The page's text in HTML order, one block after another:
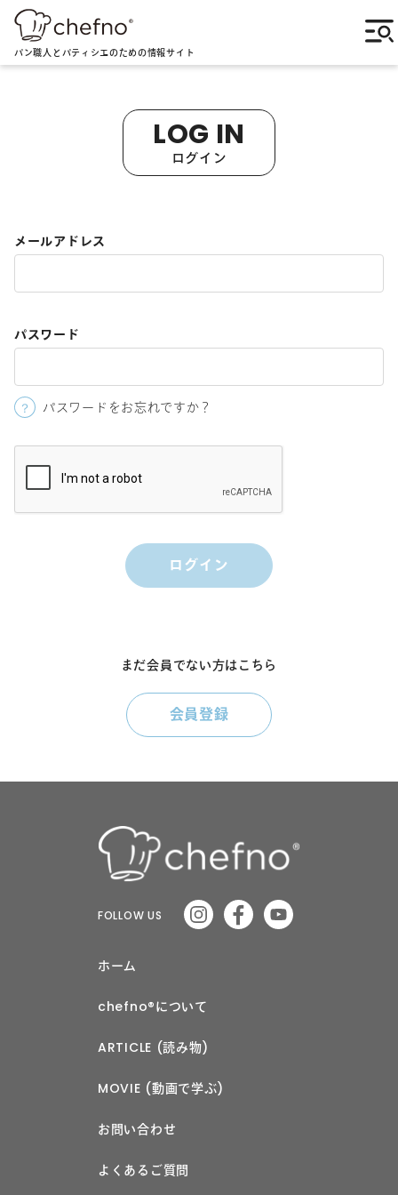
パン職人とパティシエのための情報サイト
LOG IN
ログイン
メールアドレス
パスワード
パスワードをお忘れですか？
まだ会員でない方はこちら
会員登録
FOLLOW US
ホーム
chefno®︎について
ARTICLE (読み物)
MOVIE (動画で学ぶ)
お問い合わせ
よくあるご質問